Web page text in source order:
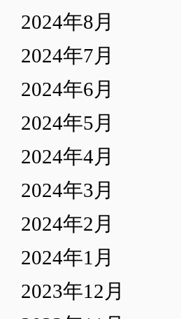
2024年8月
2024年7月
2024年6月
2024年5月
2024年4月
2024年3月
2024年2月
2024年1月
2023年12月